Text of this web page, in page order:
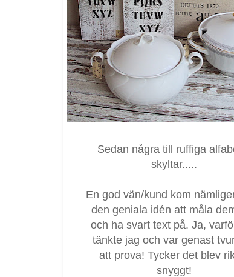
Sedan några till ruffiga
skyltar.....
En god vän/kund kom
den geniala idén att måla
och ha svart text på. Ja,
tänkte jag och var genast
att prova! Tycker det blev
snyggt!